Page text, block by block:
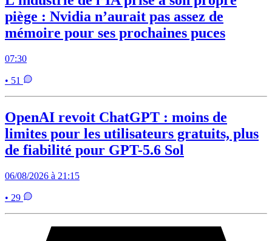
piège : Nvidia n’aurait pas assez de
mémoire pour ses prochaines puces
07:30
• 51
OpenAI revoit ChatGPT : moins de
limites pour les utilisateurs gratuits, plus
de fiabilité pour GPT-5.6 Sol
06/08/2026 à 21:15
• 29